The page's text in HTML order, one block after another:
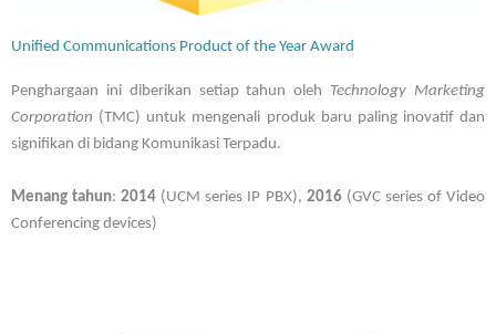
Unified Communications Product of the Year Award
Penghargaan ini diberikan setiap tahun oleh Technology Marketing
Corporation (TMC) untuk mengenali produk baru paling inovatif dan
signifikan di bidang Komunikasi Terpadu.
Menang tahun:2014 (UCM series IP PBX), 2016(GVC series of Video
Conferencing devices)